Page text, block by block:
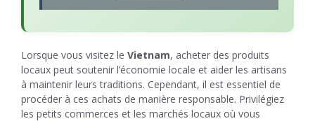
Lorsque vous visitez le Vietnam, acheter des produits
locaux peut soutenir l’économie locale et aider les artisans
à maintenir leurs traditions. Cependant, il est essentiel de
procéder à ces achats de manière responsable. Privilégiez
les petits commerces et les marchés locaux où vous